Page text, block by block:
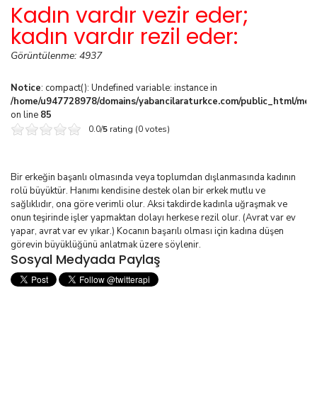
Kadın vardır vezir eder;
kadın vardır rezil eder:
Görüntülenme: 4937
Notice: compact(): Undefined variable: instance in
/home/u947728978/domains/yabancilaraturkce.com/public_html/
on line 85
0.0/5 rating (0 votes)
Bir erkeğin başanlı olmasında veya toplumdan dışlanmasında kadının
rolü büyüktür. Hanımı kendisine destek olan bir erkek mutlu ve
sağlıklıdır, ona göre verimli olur. Aksi takdirde kadınla uğraşmak ve
onun teşirinde işler yapmaktan dolayı herkese rezil olur. (Avrat var ev
yapar, avrat var ev yıkar.) Kocanın başarılı olması için kadına düşen
görevin büyüklüğünü anlatmak üzere söylenir.
Sosyal Medyada Paylaş